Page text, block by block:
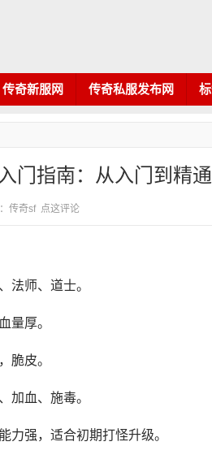
传奇新服网 传奇私服发布网
门指南：从入门到精
传奇sf 点这评论
法师、道士。
量厚。
脆皮。
加血、施毒。
力强，适合初期打怪升级。